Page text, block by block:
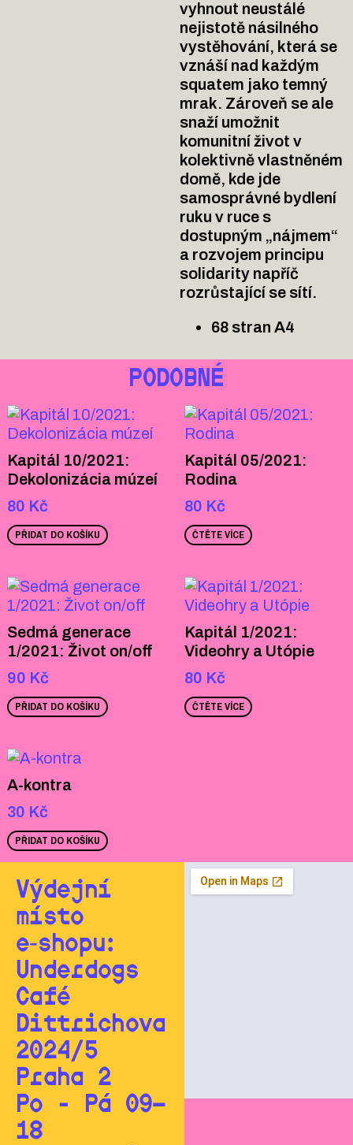
vyhnout neustálé
nejistotě násilného
vystěhování, která se
vznáší nad každým
squatem jako temný
mrak. Zároveň se ale
snaží umožnit
komunitní život v
kolektivně vlastněném
domě, kde jde
samosprávné bydlení
ruku v ruce s
dostupným „nájmem“
a rozvojem principu
solidarity napříč
rozrůstající se sítí.
68 stran A4
PODOBNÉ
Kapitál 10/2021:
Dekolonizácia múzeí
80 Kč
PŘIDAT DO KOŠÍKU
Kapitál 05/2021:
Rodina
80 Kč
ČTĚTE VÍCE
Sedmá generace
1/2021: Život on/off
90 Kč
PŘIDAT DO KOŠÍKU
Kapitál 1/2021:
Videohry a Utópie
80 Kč
ČTĚTE VÍCE
A-kontra
30 Kč
PŘIDAT DO KOŠÍKU
Výdejní
místo
e‑shopu:
Underdogs
Café
Dittrichova
2024/5
Praha 2
Po - Pá 09—
18